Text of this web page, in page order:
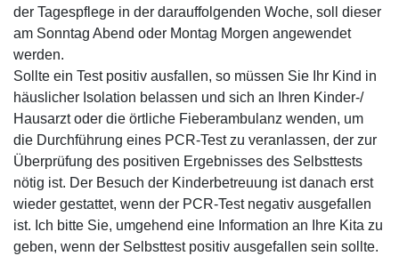
der Tagespflege in der darauffolgenden Woche, soll dieser
am Sonntag Abend oder Montag Morgen angewendet
werden.
Sollte ein Test positiv ausfallen, so müssen Sie Ihr Kind in
häuslicher Isolation belassen und sich an Ihren Kinder-/
Hausarzt oder die örtliche Fieberambulanz wenden, um
die Durchführung eines PCR-Test zu veranlassen, der zur
Überprüfung des positiven Ergebnisses des Selbsttests
nötig ist. Der Besuch der Kinderbetreuung ist danach erst
wieder gestattet, wenn der PCR-Test negativ ausgefallen
ist. Ich bitte Sie, umgehend eine Information an Ihre Kita zu
geben, wenn der Selbsttest positiv ausgefallen sein sollte.